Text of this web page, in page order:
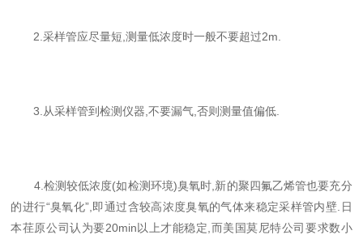
2.采样管应尽量短,测量低浓度时一般不要超过2m.
3.从采样管到检测仪器,不要漏气,否则测量值偏低.
4.检测较低浓度(如检测环境)臭氧时,新的聚四氟乙烯管也要充分
的进行“臭氧化”,即通过含较高浓度臭氧的气体来稳定采样管内壁.日
本荏原公司认为要20min以上才能稳定,而美国莫尼特公司要求数小